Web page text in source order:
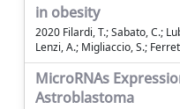
in obesity
2020 Filardi, T.; Sabato, C.;
Lenzi, A.; Migliaccio, S.;
MicroRNAs
Astroblastoma